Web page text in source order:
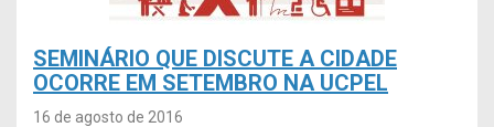
SEMINÁRIO QUE DISCUTE A CIDADE
OCORRE EM SETEMBRO NA UCPEL
16 de agosto de 2016